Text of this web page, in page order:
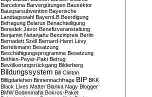
Barcelona Barvergütungen Bausektor
Bausparsubvention Bayerische
Landtagswahl BayernLB Beerdigung
Befragung Belarus Benachteiligung
Benedek Jávor Benefizveranstaltung
Benjamin Netanjahu Benzinpreis Berlin
Bernadett Széll Bernard-Henri Lévy
Bertelsmann Besatzung
Beschäftigungsprogramme Besetzung
Bethlen-Peyer-Pakt Betrug
Bevölkerungsrückgang Bilderberg
Bildungssystem Bill Clinton
Billigdarlehen Binnennachfrage BIP BKK
Black Lives Matter Blanka Nagy Blogger
BMW Bodenmafia Bokros-Paket